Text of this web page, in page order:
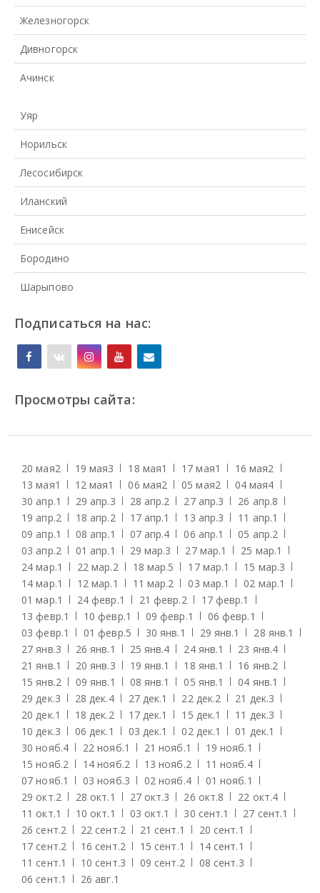
Железногорск
Дивногорск
Ачинск
Уяр
Норильск
Лесосибирск
Иланский
Енисейск
Бородино
Шарыпово
Подписаться на нас:
Просмотры сайта:
20 мая2 19 мая3 18 мая1 17 мая1 16 мая2
13 мая1 12 мая1 06 мая2 05 мая2 04 мая4
30 апр.1 29 апр.3 28 апр.2 27 апр.3 26 апр.8
19 апр.2 18 апр.2 17 апр.1 13 апр.3 11 апр.1
09 апр.1 08 апр.1 07 апр.4 06 апр.1 05 апр.2
03 апр.2 01 апр.1 29 мар.3 27 мар.1 25 мар.1
24 мар.1 22 мар.2 18 мар.5 17 мар.1 15 мар.3
14 мар.1 12 мар.1 11 мар.2 03 мар.1 02 мар.1
01 мар.1 24 февр.1 21 февр.2 17 февр.1
13 февр.1 10 февр.1 09 февр.1 06 февр.1
03 февр.1 01 февр.5 30 янв.1 29 янв.1 28 янв.1
27 янв.3 26 янв.1 25 янв.4 24 янв.1 23 янв.4
21 янв.1 20 янв.3 19 янв.1 18 янв.1 16 янв.2
15 янв.2 09 янв.1 08 янв.1 05 янв.1 04 янв.1
29 дек.3 28 дек.4 27 дек.1 22 дек.2 21 дек.3
20 дек.1 18 дек.2 17 дек.1 15 дек.1 11 дек.3
10 дек.3 06 дек.1 03 дек.1 02 дек.1 01 дек.1
30 нояб.4 22 нояб.1 21 нояб.1 19 нояб.1
15 нояб.2 14 нояб.2 13 нояб.2 11 нояб.4
07 нояб.1 03 нояб.3 02 нояб.4 01 нояб.1
29 окт.2 28 окт.1 27 окт.3 26 окт.8 22 окт.4
11 окт.1 10 окт.1 03 окт.1 30 сент.1 27 сент.1
26 сент.2 22 сент.2 21 сент.1 20 сент.1
17 сент.2 16 сент.2 15 сент.1 14 сент.1
11 сент.1 10 сент.3 09 сент.2 08 сент.3
06 сент.1 26 авг.1